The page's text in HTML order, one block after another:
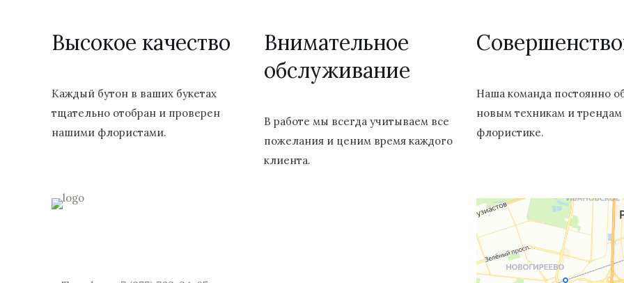
товара.
Высокое качество
Каждый бутон в ваших букетах
тщательно отобран и проверен
нашими флористами.
Внимательное
обслуживание
В работе мы всегда учитываем все
пожелания и ценим время каждого
клиента.
Наша команда постоянно
новым техникам и трендам
флористике.